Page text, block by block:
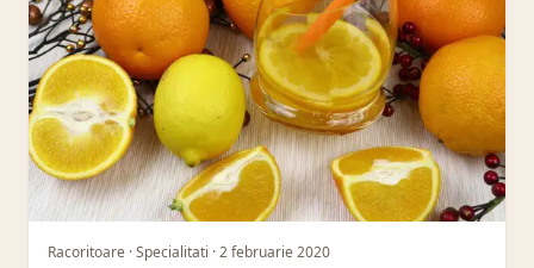
Racoritoare · Specialitati · 2 februarie 2020